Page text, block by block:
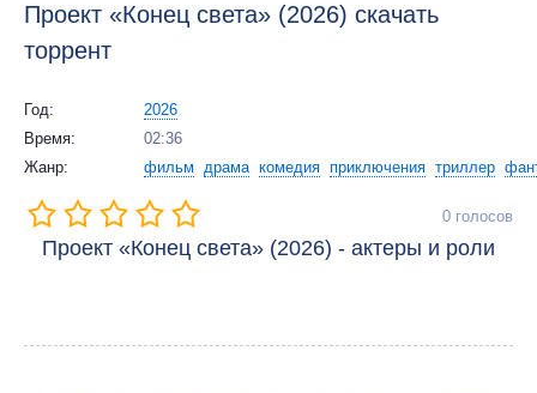
Проект «Конец света» (2026) скачать
торрент
Год:
2026
Время:
02:36
Жанр:
фильм драма комедия приключения триллер
0 голосов
Проект «Конец света» (2026) - актеры и роли